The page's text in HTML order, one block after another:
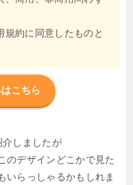
規約に同意したものと
こちら
介しましたが
のデザインどこかで見た
いらっしゃるかもしれま